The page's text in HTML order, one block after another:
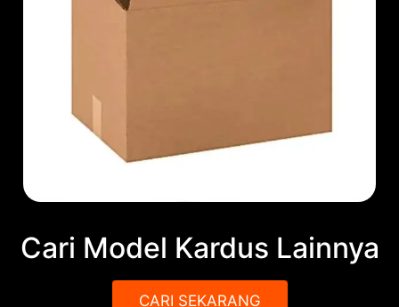
Cari Model Kardus Lainnya
CARI SEKARANG